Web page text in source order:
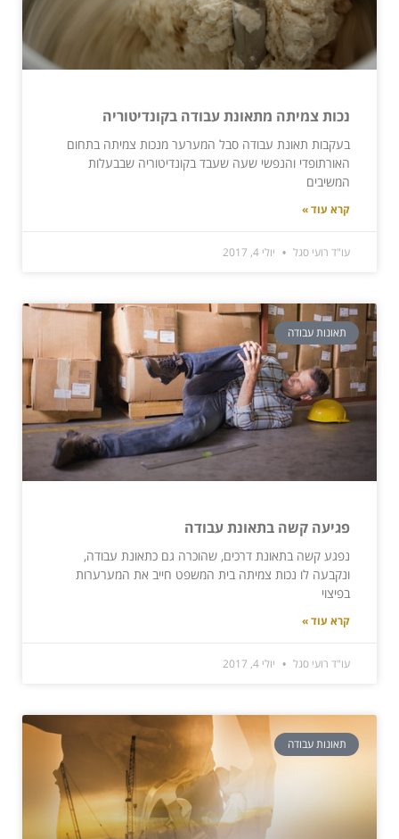
נכות צמיתה מתאונת עבודה בקונדיטוריה
בעקבות תאונת עבודה סבל המערער מנכות צמיתה בתחום
האורתופדי והנפשי שעה שעבד בקונדיטוריה שבבעלות
המשיבים
קרא עוד »
עו"ד רועי סגל יולי 4, 2017
תאונות עבודה
פגיעה קשה בתאונת עבודה
נפגע קשה בתאונת דרכים, שהוכרה גם כתאונת עבודה,
ונקבעה לו נכות צמיתה בית המשפט חייב את המערערות
בפיצוי
קרא עוד »
עו"ד רועי סגל יולי 4, 2017
תאונות עבודה